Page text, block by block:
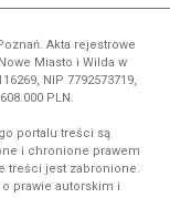
Akta rejestrowe
Miasto i Wilda w
NIP 7792573719,
PLN.
portalu treści są
i chronione prawem
treści jest zabronione.
o prawie autorskim i